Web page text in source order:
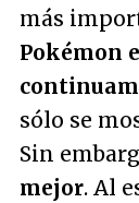
más
Pokémon
sólo se
Sin
mejor. Al